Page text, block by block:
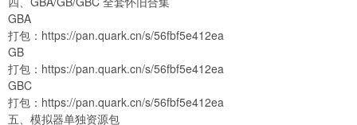
GBA
打包： https://pan.quark.cn/s/56fbf5e412ea
GB
打包： https://pan.quark.cn/s/56fbf5e412ea
GBC
打包： https://pan.quark.cn/s/56fbf5e412ea
五、模拟器单独资源包